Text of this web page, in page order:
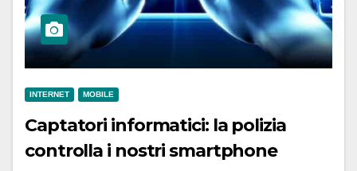
INTERNET MOBILE
Captatori informatici: la polizia
controlla i nostri smartphone